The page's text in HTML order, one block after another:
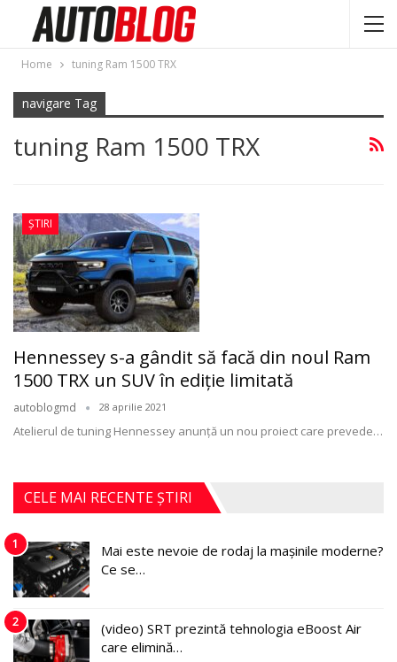
Home tuning Ram 1500 TRX
navigare Tag
tuning Ram 1500 TRX
ȘTIRI
Hennessey s-a gândit să facă din noul Ram
1500 TRX un SUV în ediţie limitată
autoblogmd 28 aprilie 2021
Atelierul de tuning Hennessey anunţă un nou proiect care prevede…
CELE MAI RECENTE ȘTIRI
1
Mai este nevoie de rodaj la mașinile moderne?
Ce se…
2
(video) SRT prezintă tehnologia eBoost Air
care elimină…